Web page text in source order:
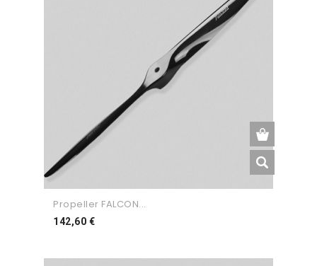
Propeller FALCON...
142,60 €Preço